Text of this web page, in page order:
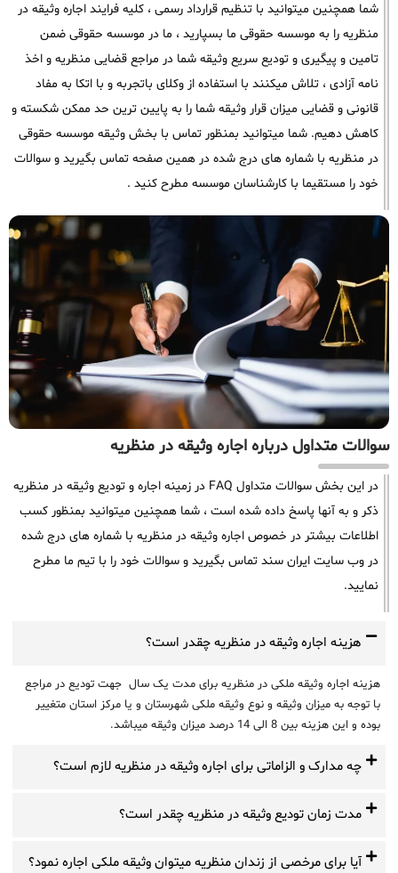
شما همچنین میتوانید با تنظیم قرارداد رسمی ، کلیه فرایند اجاره وثیقه در
منظریه را به موسسه حقوقی ما بسپارید ، ما در موسسه حقوقی ضمن
تامین و پیگیری و تودیع سریع وثیقه شما در مراجع قضایی منظریه و اخذ
نامه آزادی ، تلاش میکنند با استفاده از وکلای باتجربه و با اتکا به مفاد
قانونی و قضایی میزان قرار وثیقه شما را به پایین ترین حد ممکن شکسته و
کاهش دهیم. شما میتوانید بمنظور تماس با بخش وثیقه موسسه حقوقی
در منظریه با شماره های درج شده در همین صفحه تماس بگیرید و سوالات
خود را مستقیما با کارشناسان موسسه مطرح کنید .
سوالات متداول درباره اجاره وثیقه در منظریه
در این بخش سوالات متداول FAQ در زمینه اجاره و تودیع وثیقه در منظریه
ذکر و به آنها پاسخ داده شده است ، شما همچنین میتوانید بمنظور کسب
اطلاعات بیشتر در خصوص اجاره وثیقه در منظریه با شماره های درج شده
در وب سایت ایران سند تماس بگیرید و سوالات خود را با تیم ما مطرح
نمایید.
هزینه اجاره وثیقه در منظریه چقدر است؟
هزینه اجاره وثیقه ملکی در منظریه برای مدت یک سال جهت تودیع در مراجع
با توجه به میزان وثیقه و نوع وثیقه ملکی شهرستان و یا مرکز استان متغییر
بوده و این هزینه بین 8 الی 14 درصد میزان وثیقه میباشد.
چه مدارک و الزاماتی برای اجاره وثیقه در منظریه لازم است؟
مدت زمان تودیع وثیقه در منظریه چقدر است؟
آیا برای مرخصی از زندان منظریه میتوان وثیقه ملکی اجاره نمود؟